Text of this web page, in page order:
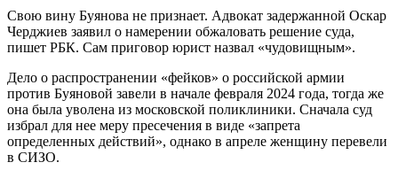
Свою вину Буянова не признает. Адвокат задержанной Оскар
Черджиев заявил о намерении обжаловать решение суда,
пишет РБК. Сам приговор юрист назвал «чудовищным».
Дело о распространении «фейков» о российской армии
против Буяновой завели в начале февраля 2024 года, тогда же
она была уволена из московской поликлиники. Сначала суд
избрал для нее меру пресечения в виде «запрета
определенных действий», однако в апреле женщину перевели
в СИЗО.